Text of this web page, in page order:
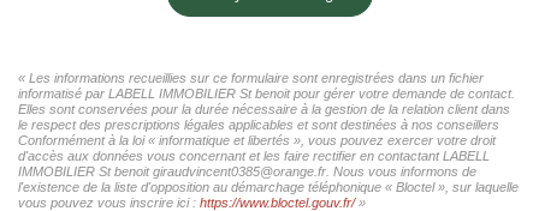
« Les informations recueillies sur ce formulaire sont enregistrées dans un fichier
informatisé par LABELL IMMOBILIER St benoit pour gérer votre demande de contact.
Elles sont conservées pour la durée nécessaire à la gestion de la relation client dans
le respect des prescriptions légales applicables et sont destinées à nos conseillers
Conformément à la loi « informatique et libertés », vous pouvez exercer votre droit
d'accès aux données vous concernant et les faire rectifier en contactant LABELL
IMMOBILIER St benoit giraudvincent0385@orange.fr. Nous vous informons de
l'existence de la liste d'opposition au démarchage téléphonique « Bloctel », sur laquelle
vous pouvez vous inscrire ici : https://www.bloctel.gouv.fr/»